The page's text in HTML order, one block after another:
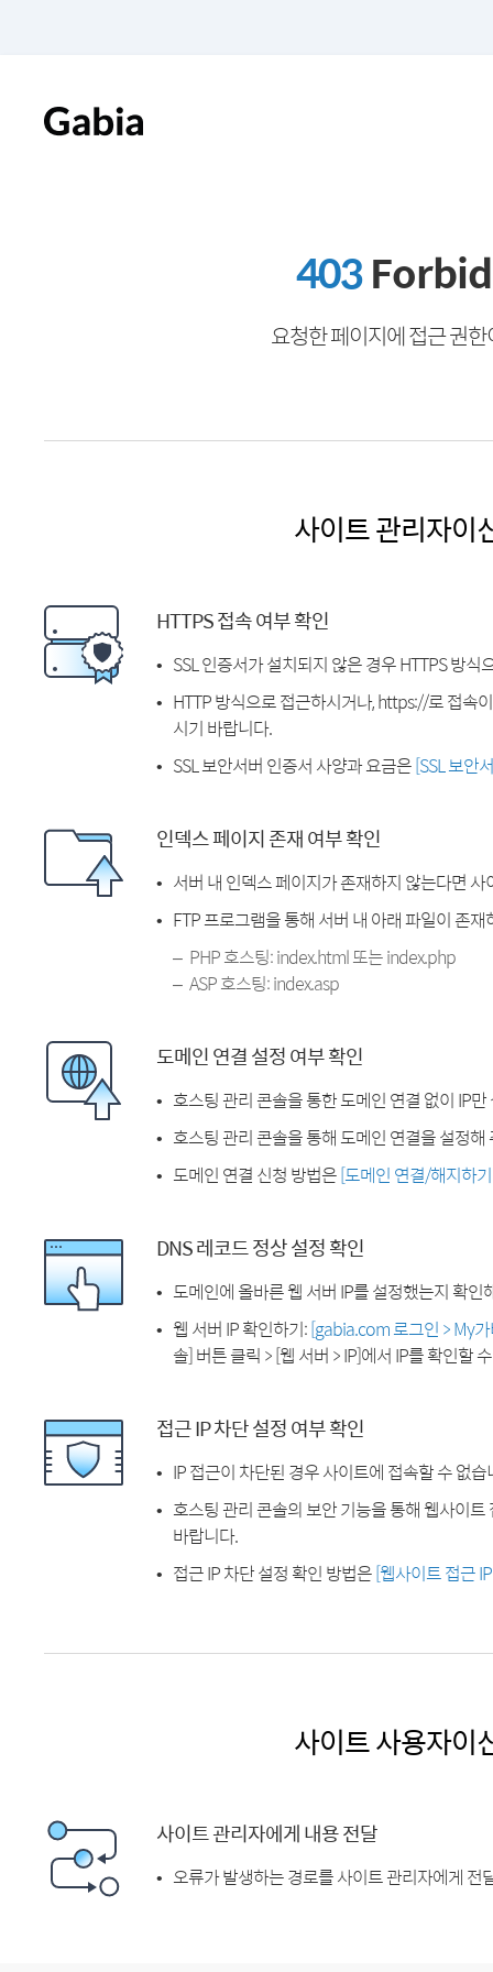
403
요청한 페이지에 접근 권
사이트 관리자이
HTTPS 접속 여부 확인
SSL 인증서가 설치되지 않은 경우 HTTPS 방식
HTTP 방식으로 접근하시거나, https://로 접속
시기 바랍니다.
SSL 보안서버 인증서 사양과 요금은[SSL 보안
인덱스 페이지 존재 여부 확인
서버 내 인덱스 페이지가 존재하지 않는다면
FTP 프로그램을 통해 서버 내 아래 파일이 존
PHP 호스팅: index.html 또는 index.php
ASP 호스팅: index.asp
도메인 연결 설정 여부 확인
호스팅 관리 콘솔을 통한 도메인 연결 없이 IP
호스팅 관리 콘솔을 통해 도메인 연결을 설정해
도메인 연결 신청 방법은[도메인 연결/해지하
DNS 레코드 정상 설정 확인
도메인에 올바른 웹 서버 IP를 설정했는지 확인
웹 서버 IP 확인하기:[gabia.com 로그인 > My
솔] 버튼 클릭 > [웹 서버 > IP]에서 IP를 확인할
접근 IP 차단 설정 여부 확인
IP 접근이 차단된 경우 사이트에 접속할 수 없습
호스팅 관리 콘솔의 보안 기능을 통해 웹사이
바랍니다.
접근 IP 차단 설정 확인 방법은[웹사이트 접근
사이트 사용자이
사이트 관리자에게 내용 전달
오류가 발생하는 경로를 사이트 관리자에게 전